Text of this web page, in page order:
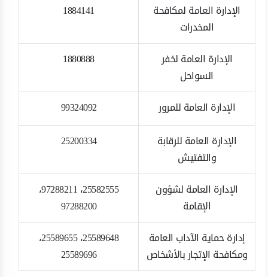
الإدارة العامة لمكافحة
المخدرات
1884141
الإدارة العامة لخفر
السواحل
1880888
الإدارة العامة للمرور
99324092
الإدارة العامة للرقابة
والتفتيش
25200334
الإدارة العامة لشؤون
الإقامة
25582555، 97288211،
97288200
إدارة حماية الآداب العامة
ومكافحة الإتجار بالأشخاص
25589648، 25589655،
25589696